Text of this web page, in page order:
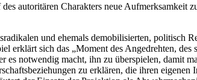
autoritären Charakters neue Aufmerksamkeit
und ehemals demobilisierten, politisch
erklärt sich das „Moment des Angedrehten, des
notwendig macht, ihn zu überspielen, damit
zu erklären, die ihren eigenen